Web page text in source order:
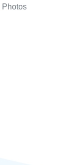
Photos